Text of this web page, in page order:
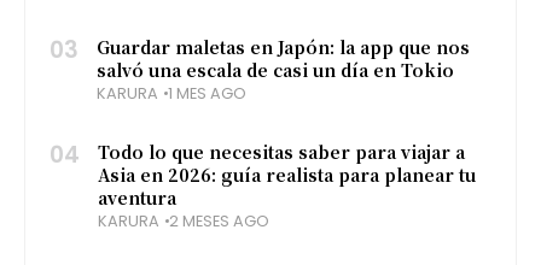
03
Guardar maletas en Japón: la app que nos
salvó una escala de casi un día en Tokio
KARURA 1 MES AGO
04
Todo lo que necesitas saber para viajar a
Asia en 2026: guía realista para planear tu
aventura
KARURA 2 MESES AGO